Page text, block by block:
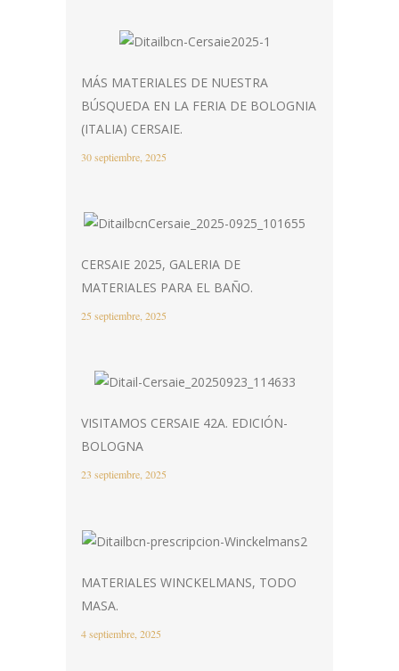
MÁS MATERIALES DE NUESTRA
BÚSQUEDA EN LA FERIA DE BOLOGNIA
(ITALIA) CERSAIE.
30 septiembre, 2025
CERSAIE 2025, GALERIA DE
MATERIALES PARA EL BAÑO.
25 septiembre, 2025
VISITAMOS CERSAIE 42A. EDICIÓN-
BOLOGNA
23 septiembre, 2025
MATERIALES WINCKELMANS, TODO
MASA.
4 septiembre, 2025